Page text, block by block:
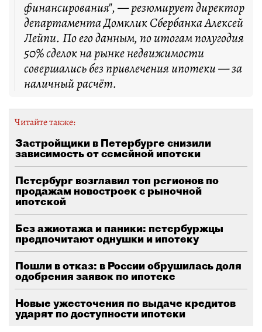
финансирования", — резюмирует директор
департамента Домклик Сбербанка Алексей
Лейпи. По его данным, по итогам полугодия
50% сделок на рынке недвижимости
совершались без привлечения ипотеки — за
наличный расчёт.
Читайте также:
Застройщики в Петербурге снизили
зависимость от семейной ипотеки
Петербург возглавил топ регионов по
продажам новостроек с рыночной
ипотекой
Без ажиотажа и паники: петербуржцы
предпочитают однушки и ипотеку
Пошли в отказ: в России обрушилась доля
одобрения заявок по ипотеке
Новые ужесточения по выдаче кредитов
ударят по доступности ипотеки